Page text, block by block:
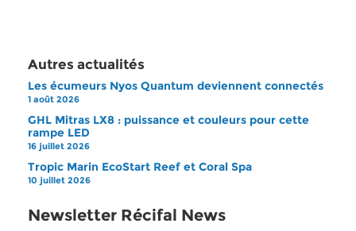
Autres actualités
Les écumeurs Nyos Quantum deviennent connectés
1 août 2026
GHL Mitras LX8 : puissance et couleurs pour cette
rampe LED
16 juillet 2026
Tropic Marin EcoStart Reef et Coral Spa
10 juillet 2026
Newsletter Récifal News